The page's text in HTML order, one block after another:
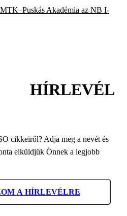
Akadémia az NB I-
HÍRLEVÉL
cikkeiről? Adja meg a nevét és
elküldjük Önnek a legjobb
A HÍRLEVÉLRE